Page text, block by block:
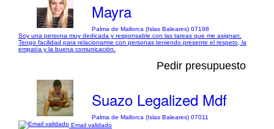
Mayra
Palma de Mallorca (Islas Baleares) 07198
Soy una persona muy dedicada y responsable con las tareas que me asignan.
Tengo facilidad para relacionarme con personas teniendo presente el respeto, la
empatía y la buena comunicación.
Pedir presupuesto
Suazo Legalized Mdf
Palma de Mallorca (Islas Baleares) 07011
Email validado